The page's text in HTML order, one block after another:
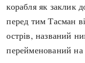
корабля як заклик
перед тим Тасман
острів, названий
перейменований